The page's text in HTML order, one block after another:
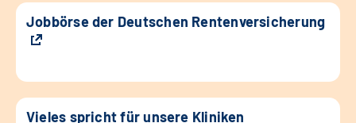
Jobbörse der Deutschen Rentenversicherung
Vieles spricht für unsere Kliniken